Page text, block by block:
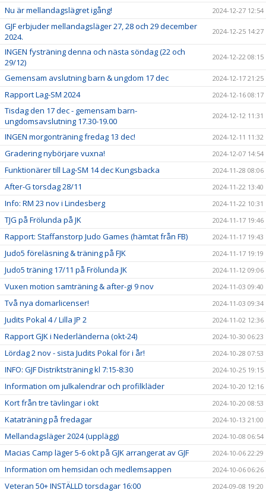
Nu är mellandagslägret igång! 2024-12-27 12:54
GJF erbjuder mellandagsläger 27, 28 och 29 december
2024.
2024-12-25 14:27
INGEN fysträning denna och nästa söndag (22 och
29/12)
2024-12-22 08:15
Gemensam avslutning barn & ungdom 17 dec 2024-12-17 21:25
Rapport Lag-SM 2024 2024-12-16 08:17
Tisdag den 17 dec - gemensam barn-
ungdomsavslutning 17.30-19.00
2024-12-12 11:31
INGEN morgonträning fredag 13 dec! 2024-12-11 11:32
Gradering nybörjare vuxna! 2024-12-07 14:54
Funktionärer till Lag-SM 14 dec Kungsbacka 2024-11-28 08:06
After-G torsdag 28/11 2024-11-22 13:40
Info: RM 23 nov i Lindesberg 2024-11-22 10:31
TJG på Frölunda på JK 2024-11-17 19:46
Rapport: Staffanstorp Judo Games (hämtat från FB) 2024-11-17 19:43
Judo5 föreläsning & träning på FJK 2024-11-17 19:19
Judo5 träning 17/11 på Frölunda JK 2024-11-12 09:06
Vuxen motion samträning & after-gi 9 nov 2024-11-03 09:40
Två nya domarlicenser! 2024-11-03 09:34
Judits Pokal 4 / Lilla JP 2 2024-11-02 12:36
Rapport GJK i Nederländerna (okt-24) 2024-10-30 06:23
Lördag 2 nov - sista Judits Pokal för i år! 2024-10-28 07:53
INFO: GJF Distriktsträning kl 7:15-8:30 2024-10-25 19:15
Information om julkalendrar och profilkläder 2024-10-20 12:16
Kort från tre tävlingar i okt 2024-10-20 08:53
Kataträning på fredagar 2024-10-13 21:00
Mellandagsläger 2024 (upplägg) 2024-10-08 06:54
Macias Camp läger 5-6 okt på GJK arrangerat av GJF 2024-10-06 22:29
Information om hemsidan och medlemsappen 2024-10-06 06:26
Veteran 50+ INSTÄLLD torsdagar 16:00 2024-09-08 19:20